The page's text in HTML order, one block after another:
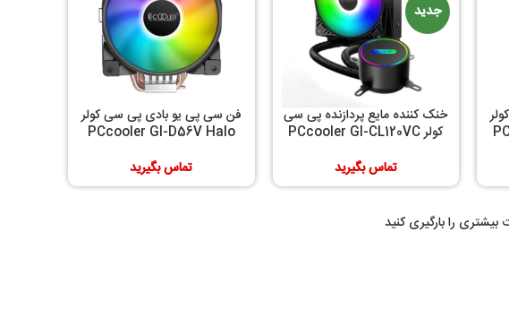
جدید
خنک کننده مایع پردازنده پی سی
کولر PCcooler GI-CL120VC
تماس بگیرید
فن سی پی یو بادی پی سی کولر
PCcooler GI-D56V Halo
تماس بگیرید
را بارگیری کنید